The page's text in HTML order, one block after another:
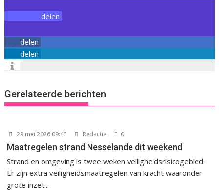
delen
delen
delen
Gerelateerde berichten
29 mei 2026 09:43 Redactie 0
Maatregelen strand Nesselande dit weekend
Strand en omgeving is twee weken veiligheidsrisicogebied.
Er zijn extra veiligheidsmaatregelen van kracht waaronder
grote inzet...